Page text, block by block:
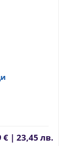
€ | 23,45 лв.